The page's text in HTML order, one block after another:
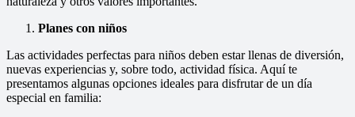
Planes con niños
Las actividades perfectas para niños deben estar llenas de diversión,
nuevas experiencias y, sobre todo, actividad física. Aquí te
presentamos algunas opciones ideales para disfrutar de un día
especial en familia: